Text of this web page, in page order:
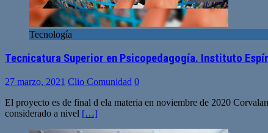
Tecnología
Tecnicatura Superior en Psicopedagogía. Instituto
27 marzo, 2021 Clio Comunidad 0
El proyecto es de final d ela materia en noviembre de 2020
considerado a nivel […]